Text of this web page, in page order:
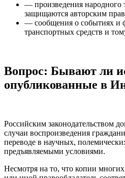
— произведения народного
защищаются авторским
— сообщения о событиях и
транспортных средств и
Вопрос: Бывают ли
опубликованные в
Российским законодательством
случаи воспроизведения
переводе в научных,
предъявляемыми условиями.
Несмотря на то, что копии